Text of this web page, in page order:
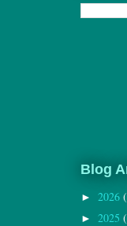
Blog
► 2026
► 2025